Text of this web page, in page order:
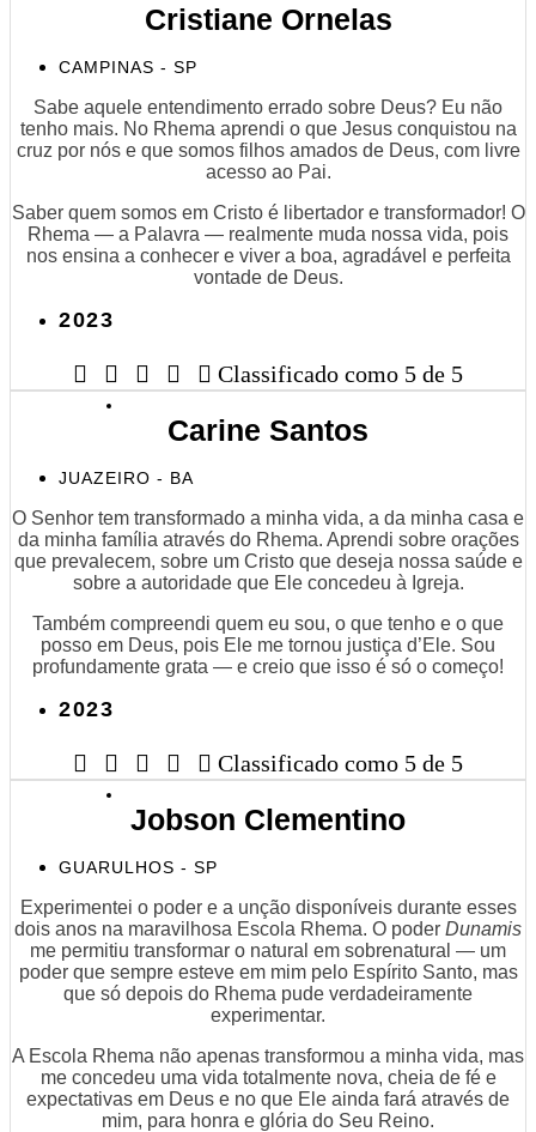
Cristiane Ornelas
CAMPINAS - SP
Sabe aquele entendimento errado sobre Deus? Eu não
tenho mais. No Rhema aprendi o que Jesus conquistou na
cruz por nós e que somos filhos amados de Deus, com livre
acesso ao Pai.
Saber quem somos em Cristo é libertador e transformador! O
Rhema — a Palavra — realmente muda nossa vida, pois
nos ensina a conhecer e viver a boa, agradável e perfeita
vontade de Deus.
2023
     Classificado como 5 de 5
Carine Santos
JUAZEIRO - BA
O Senhor tem transformado a minha vida, a da minha casa e
da minha família através do Rhema. Aprendi sobre orações
que prevalecem, sobre um Cristo que deseja nossa saúde e
sobre a autoridade que Ele concedeu à Igreja.
Também compreendi quem eu sou, o que tenho e o que
posso em Deus, pois Ele me tornou justiça d’Ele. Sou
profundamente grata — e creio que isso é só o começo!
2023
     Classificado como 5 de 5
Jobson Clementino
GUARULHOS - SP
Experimentei o poder e a unção disponíveis durante esses
dois anos na maravilhosa Escola Rhema. O poder Dunamis
me permitiu transformar o natural em sobrenatural — um
poder que sempre esteve em mim pelo Espírito Santo, mas
que só depois do Rhema pude verdadeiramente
experimentar.
A Escola Rhema não apenas transformou a minha vida, mas
me concedeu uma vida totalmente nova, cheia de fé e
expectativas em Deus e no que Ele ainda fará através de
mim, para honra e glória do Seu Reino.